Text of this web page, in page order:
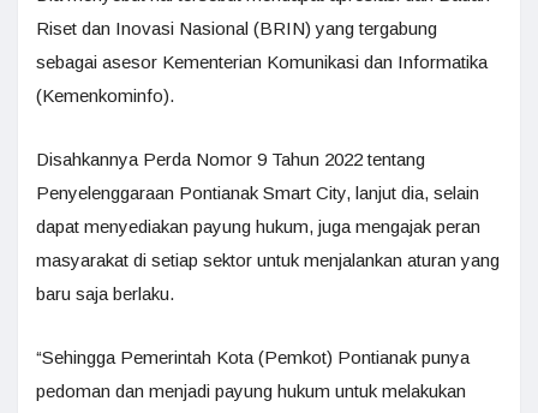
Riset dan Inovasi Nasional (BRIN) yang tergabung
sebagai asesor Kementerian Komunikasi dan Informatika
(Kemenkominfo).
Disahkannya Perda Nomor 9 Tahun 2022 tentang
Penyelenggaraan Pontianak Smart City, lanjut dia, selain
dapat menyediakan payung hukum, juga mengajak peran
masyarakat di setiap sektor untuk menjalankan aturan yang
baru saja berlaku.
“Sehingga Pemerintah Kota (Pemkot) Pontianak punya
pedoman dan menjadi payung hukum untuk melakukan